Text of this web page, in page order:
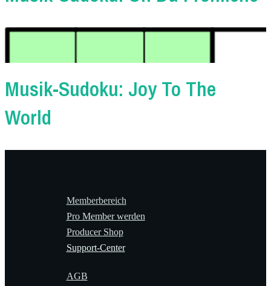
Musik-Sudoku: Joy To The
World
Memberbereich
Pro Member werden
Producer Shop
Support-Center
AGB